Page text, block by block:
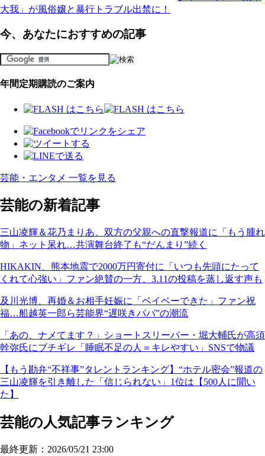
大我」が風俗嬢と暴行トラブル出禁に！
今、あなたにおすすめの記事
年間定期購読のご案内
芸能・エンタメ 一覧を見る
芸能の新着記事
三山凌輝＆花乃まりあ、双方の父親への直撃報道に「もう腫れ
物」ネット呆れ…共演舞台終了も“だんまり”続く
HIKAKIN、熊本地震で2000万円寄付に「いつも先頭にたって
くれて心強い」ファン絶賛の一方、3.11の投稿を蒸し返す声も
及川光博、再婚＆お相手妊娠に「ベイベーできた」ファン祝
福…船越英一郎ら芸能界“遅咲きパパ”の潮流
「あの、ナメてます？」ショートスリーパー・堀大輔氏が高須
幹弥氏にブチギレ「睡眠不足の人＝キレやすい」SNSで物議
【もう勘弁“不祥事”タレントランキング】“ホテル密会”報道の
三山凌輝を引き離した「信じられない」1位は【500人に聞い
た】
芸能の人気記事ランキング
最終更新：2026/05/21 23:00